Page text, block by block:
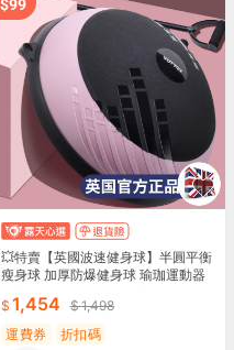
💥特賣【英國波速健身球】半圓平衡
瘦身球 加厚防爆健身球 瑜珈運動器
1,454
1,498
運費券
折扣碼